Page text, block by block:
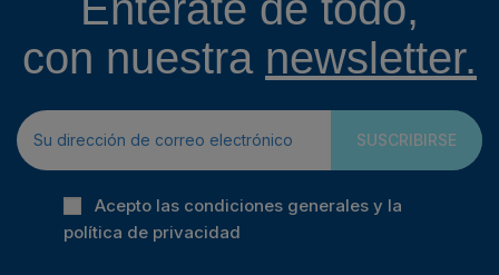
con nuestra newsletter.
SUSCRIBIRSE
Acepto las condiciones generales y la
política de privacidad